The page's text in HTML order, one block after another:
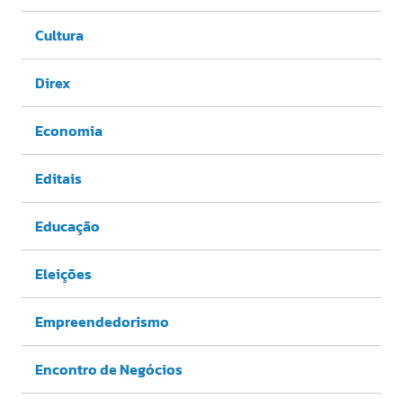
Cultura
Direx
Economia
Editais
Educação
Eleições
Empreendedorismo
Encontro de Negócios